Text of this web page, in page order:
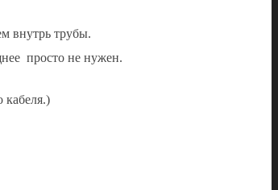
внутрь трубы.
просто не нужен.
кабеля.)